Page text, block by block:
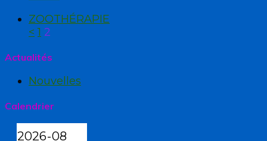
ZOOTHÉRAPIE
< 1 2
Actualités
Nouvelles
Calendrier